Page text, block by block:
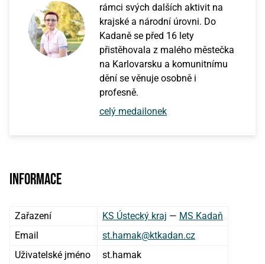
rámci svých dalších aktivit na
krajské a národní úrovni. Do
Kadaně se před 16 lety
přistěhovala z malého městečka
na Karlovarsku a komunitnímu
dění se věnuje osobně i
profesně.
celý medailonek
Informace
Zařazení KS Ústecký kraj — MS Kadaň
Email
st.hamak@ktkadan.cz
Uživatelské jméno
st.hamak